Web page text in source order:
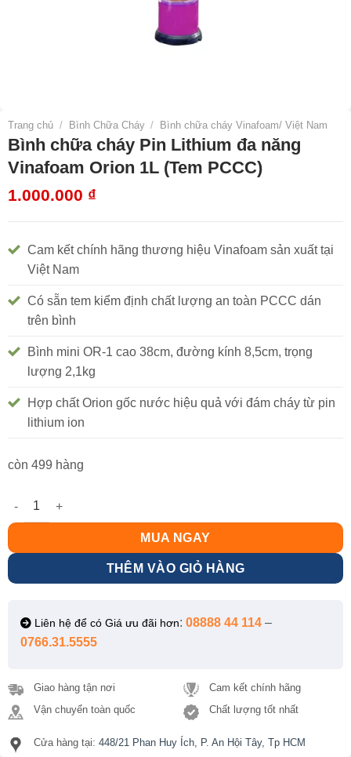
Trang chủ / Bình Chữa Cháy / Bình chữa cháy Vinafoam/ Việt Nam
Bình chữa cháy Pin Lithium đa năng
Vinafoam Orion 1L (Tem PCCC)
1.000.000 ₫
Cam kết chính hãng thương hiệu Vinafoam sản xuất tại
Việt Nam
Có sẵn tem kiểm định chất lượng an toàn PCCC dán
trên bình
Bình mini OR-1 cao 38cm, đường kính 8,5cm, trọng
lượng 2,1kg
Hợp chất Orion gốc nước hiệu quả với đám cháy từ pin
lithium ion
còn 499 hàng
Bình chữa cháy Pin Lithium đa năng Vinafoam Orion 1L (Tem
MUA NGAY
THÊM VÀO GIỎ HÀNG
Liên hệ để có Giá ưu đãi hơn: 08888 44 114 –
0766.31.5555
Giao hàng tận nơi
Vận chuyển toàn quốc
Cam kết chính hãng
Chất lượng tốt nhất
Cửa hàng tại: 448/21 Phan Huy Ích, P. An Hội Tây, Tp HCM